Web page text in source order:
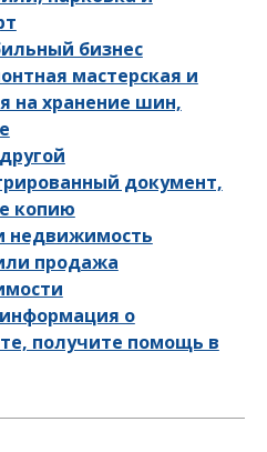
бизнес
мастерская и
на хранение шин,
документ,
копию
недвижимость
продажа
о
получите помощь в